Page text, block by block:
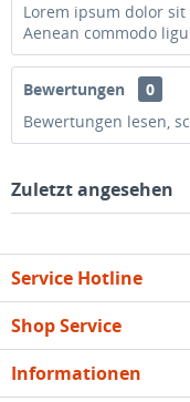
Lorem ipsum dolor
Aenean commodo
Bewertungen
0
Bewertungen lesen,
Zuletzt angesehen
Service Hotline
Shop Service
Informationen